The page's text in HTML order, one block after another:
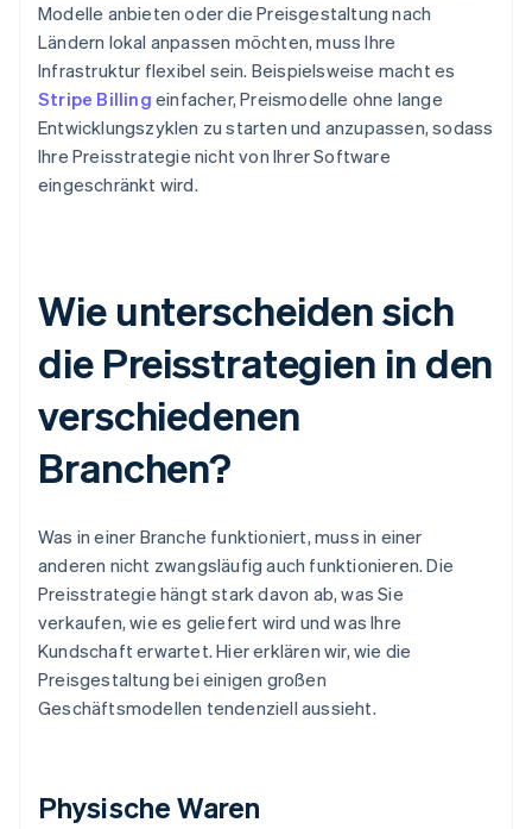
Modelle anbieten oder die Preisgestaltung nach
Ländern lokal anpassen möchten, muss Ihre
Infrastruktur flexibel sein. Beispielsweise macht es
Stripe Billing einfacher, Preismodelle ohne lange
Entwicklungszyklen zu starten und anzupassen, sodass
Ihre Preisstrategie nicht von Ihrer Software
eingeschränkt wird.
Wie unterscheiden sich
die Preisstrategien in den
verschiedenen
Branchen?
Was in einer Branche funktioniert, muss in einer
anderen nicht zwangsläufig auch funktionieren. Die
Preisstrategie hängt stark davon ab, was Sie
verkaufen, wie es geliefert wird und was Ihre
Kundschaft erwartet. Hier erklären wir, wie die
Preisgestaltung bei einigen großen
Geschäftsmodellen tendenziell aussieht.
Physische Waren